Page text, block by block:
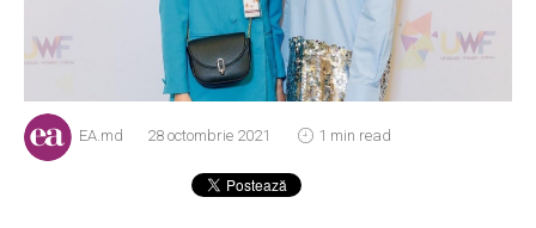
EA.md 28 octombrie 2021 1 min read